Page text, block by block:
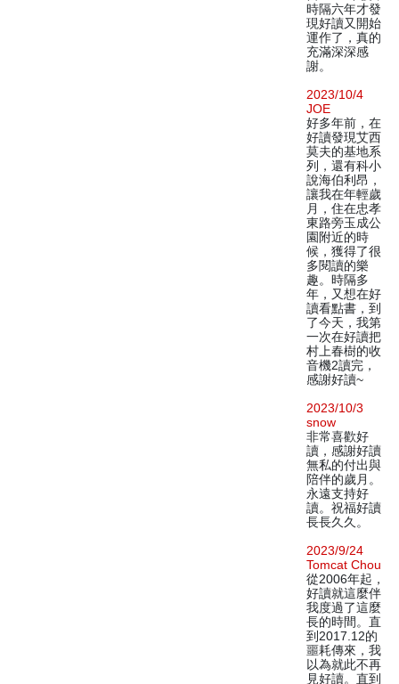
時隔六年才發
現好讀又開始
運作了，真的
充滿深深感
謝。
2023/10/4
JOE
好多年前，在
好讀發現艾西
莫夫的基地系
列，還有科小
說海伯利昂，
讓我在年輕歲
月，住在忠孝
東路旁玉成公
園附近的時
候，獲得了很
多閱讀的樂
趣。時隔多
年，又想在好
讀看點書，到
了今天，我第
一次在好讀把
村上春樹的收
音機2讀完，
感謝好讀~
2023/10/3
snow
非常喜歡好
讀，感謝好讀
無私的付出與
陪伴的歲月。
永遠支持好
讀。祝福好讀
長長久久。
2023/9/24
Tomcat Chou
從2006年起，
好讀就這麼伴
我度過了這麼
長的時間。直
到2017.12的
噩耗傳來，我
以為就此不再
見好讀。直到